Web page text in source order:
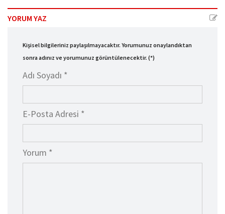
YORUM YAZ
Kişisel bilgileriniz paylaşılmayacaktır. Yorumunuz onaylandıktan
sonra adınız ve yorumunuz görüntülenecektir. (*)
Adı Soyadı *
E-Posta Adresi *
Yorum *